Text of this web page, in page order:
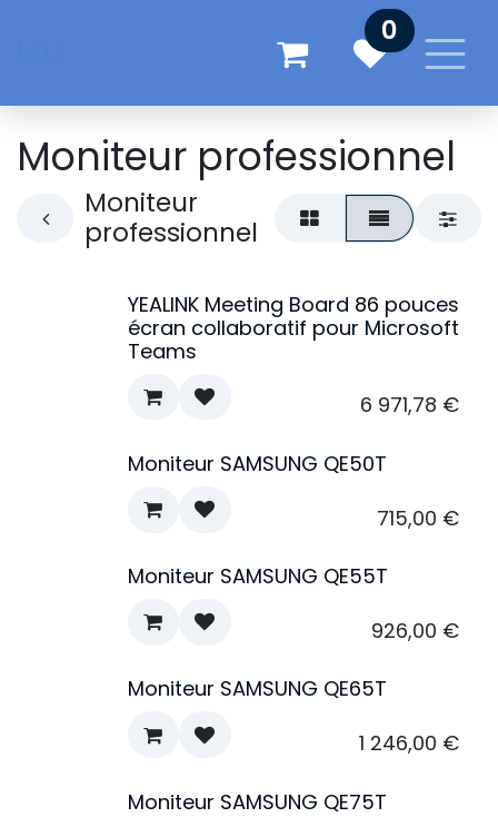
0
Moniteur professionnel
Moniteur
professionnel
YEALINK Meeting Board 86 pouces
écran collaboratif pour Microsoft
Teams
6 971,78 €
Moniteur SAMSUNG QE50T
715,00 €
Moniteur SAMSUNG QE55T
926,00 €
Moniteur SAMSUNG QE65T
1 246,00 €
Moniteur SAMSUNG QE75T